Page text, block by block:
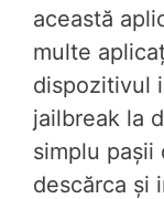
această
multe
dispozitivul
jailbreak la
simplu pașii
descărca și